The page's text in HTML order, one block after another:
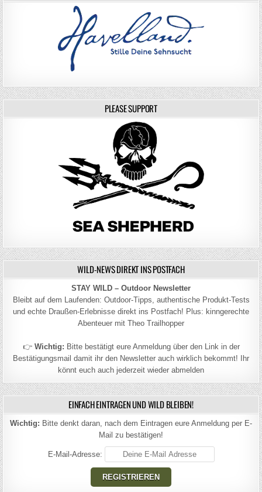
PLEASE SUPPORT
WILD-NEWS DIREKT INS POSTFACH
STAY WILD – Outdoor Newsletter
Bleibt auf dem Laufenden: Outdoor-Tipps, authentische Produkt-Tests
und echte Draußen-Erlebnisse direkt ins Postfach! Plus: kinngerechte
Abenteuer mit Theo Trailhopper
👉 Wichtig: Bitte bestätigt eure Anmeldung über den Link in der
Bestätigungsmail damit ihr den Newsletter auch wirklich bekommt! Ihr
könnt euch auch jederzeit wieder abmelden
EINFACH EINTRAGEN UND WILD BLEIBEN!
Wichtig: Bitte denkt daran, nach dem Eintragen eure Anmeldung per E-
Mail zu bestätigen!
E-Mail-Adresse: